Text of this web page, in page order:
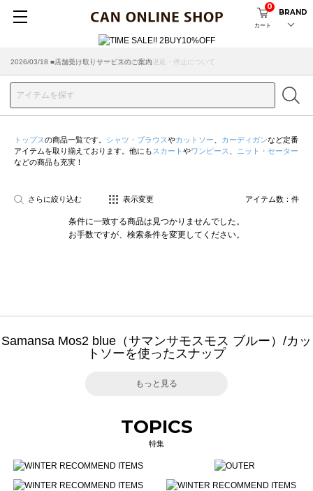
カート
0
BRAND
2026/07/29 ■【お知らせ】ヤマト運輸の配送遅延・停止について
2026/03/18 ■店舗受け取りサービスのご案内
トップスの商品一覧です。 シャツ・ブラウスやカットソー カーディガンなど定番
アイテムを取り揃えております。他にも スカート やワンピース
ニット・セーター
などの商品も充実！
さらに絞り込む 表示変更 アイテム数： 件
条件に一致する商品は見つかりませんでした。
お手数ですが、検索条件を変更してください。
Samansa Mos2 blue（サマンサモスモス ブルー）/カッ
トソーを使ったスナップ
もっと見る
TOPICS
特集